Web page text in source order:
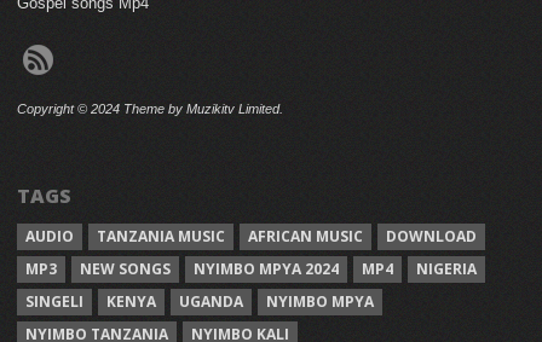
Copyright © 2024 Theme by Muzikitv Limited.
TAGS
AUDIO TANZANIA MUSIC AFRICAN MUSIC
DOWNLOAD
MP3
NEW SONGS NYIMBO MPYA 2024 MP4
NIGERIA
SINGELI
KENYA UGANDA
NYIMBO MPYA
NYIMBO TANZANIA
NYIMBO KALI